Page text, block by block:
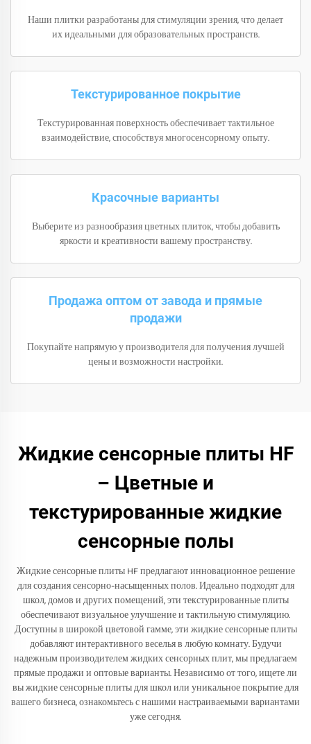
Наши плитки разработаны для стимуляции зрения, что делает
их идеальными для образовательных пространств.
Текстурированное покрытие
Текстурированная поверхность обеспечивает тактильное
взаимодействие, способствуя многосенсорному опыту.
Красочные варианты
Выберите из разнообразия цветных плиток, чтобы добавить
яркости и креативности вашему пространству.
Продажа оптом от завода и прямые
продажи
Покупайте напрямую у производителя для получения лучшей
цены и возможности настройки.
Жидкие сенсорные плиты HF
– Цветные и
текстурированные жидкие
сенсорные полы
Жидкие сенсорные плиты HF предлагают инновационное решение
для создания сенсорно-насыщенных полов. Идеально подходят для
школ, домов и других помещений, эти текстурированные плиты
обеспечивают визуальное улучшение и тактильную стимуляцию.
Доступны в широкой цветовой гамме, эти жидкие сенсорные плиты
добавляют интерактивного веселья в любую комнату. Будучи
надежным производителем жидких сенсорных плит, мы предлагаем
прямые продажи и оптовые варианты. Независимо от того, ищете ли
вы жидкие сенсорные плиты для школ или уникальное покрытие для
вашего бизнеса, ознакомьтесь с нашими настраиваемыми вариантами
уже сегодня.